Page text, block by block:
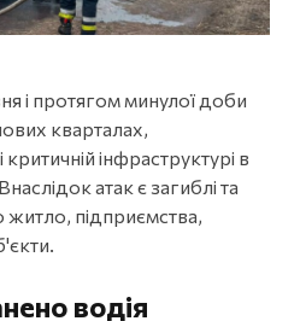
і протягом минулої доби
кварталах,
інфраструктурі в
атак є загиблі та
підприємства,
водія